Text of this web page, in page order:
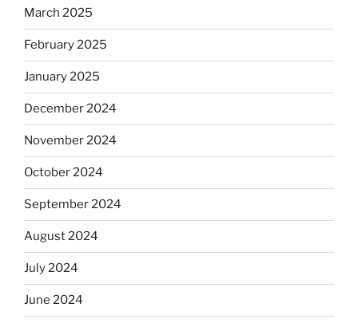
March 2025
February 2025
January 2025
December 2024
November 2024
October 2024
September 2024
August 2024
July 2024
June 2024